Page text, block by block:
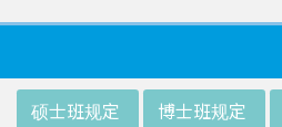
硕士班规定 博士班规定